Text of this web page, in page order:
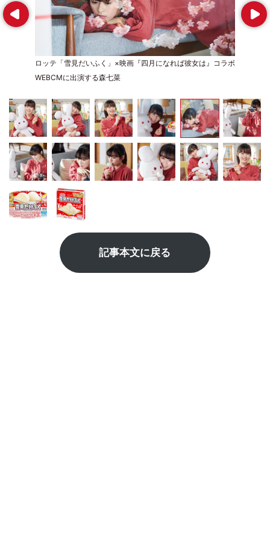
Prev
ロッテ「雪見だいふく」×映画『四月になれば彼女は』コラボ
WEBCMに出演する森七菜
Next
記事本文に戻る